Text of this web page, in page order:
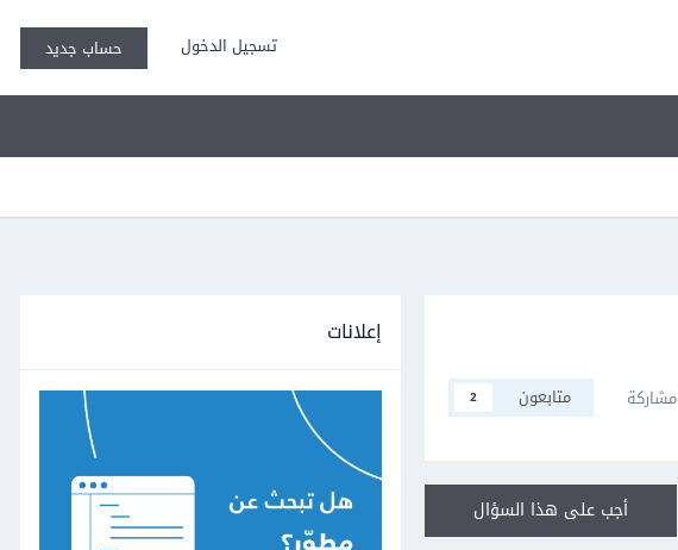
تسجيل الدخول حساب جديد
مشاركة متابعون 2
أجب على هذا السؤال
إعلانات